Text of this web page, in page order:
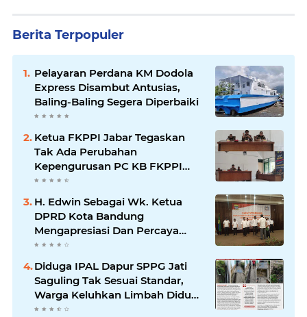
Berita Terpopuler
Pelayaran Perdana KM Dodola
Express Disambut Antusias,
Baling-Baling Segera Diperbaiki
Ketua FKPPI Jabar Tegaskan
Tak Ada Perubahan
Kepengurusan PC KB FKPPI
Sumedang, Ketua Cabang
Diminta Segera Konsolidasi
H. Edwin Sebagai Wk. Ketua
DPRD Kota Bandung
Mengapresiasi Dan Percaya
Penuh Kepada Kepemimpinan
Merdi Hajiji Sebagai ketua DPD
Lpm Kota Bandung Periode
2021-2026
Diduga IPAL Dapur SPPG Jati
Saguling Tak Sesuai Standar,
Warga Keluhkan Limbah Diduga
Mengalir ke Sungai